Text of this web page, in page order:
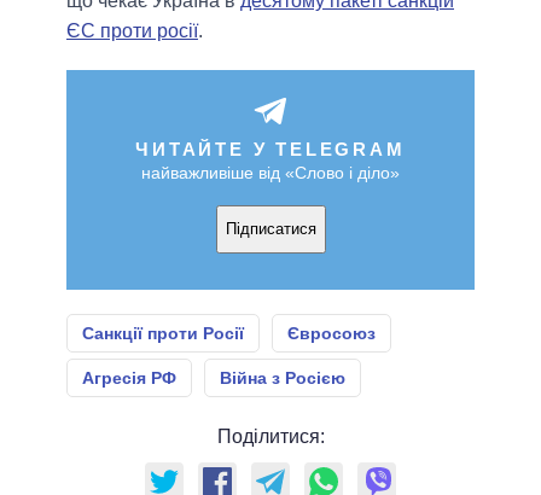
ЄС проти росії.
ЧИТАЙТЕ У TELEGRAM
найважливіше від «Слово і діло»
Підписатися
Санкції проти Росії Євросоюз
Агресія РФ Війна з Росією
Поділитися: